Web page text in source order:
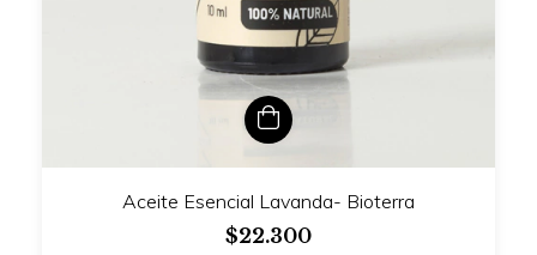
Aceite Esencial Lavanda- Bioterra
$22.300